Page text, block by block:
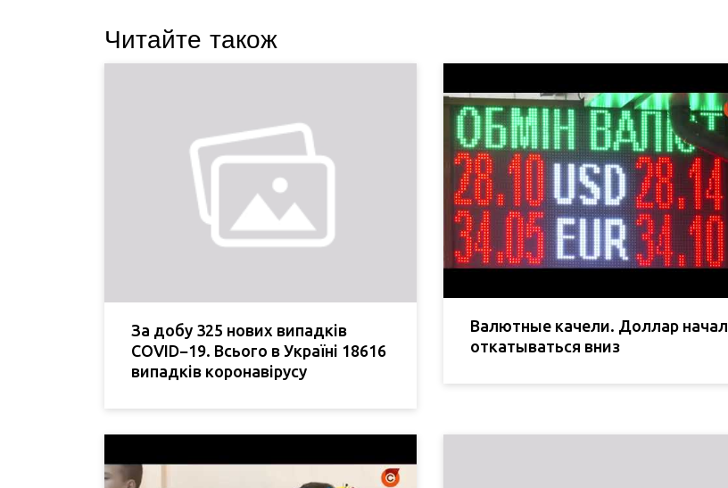
Читайте також
За добу 325 нових випадків
COVID−19. Всього в Україні 18616
випадків коронавірусу
Валютные качели. Доллар начал
откатываться вниз